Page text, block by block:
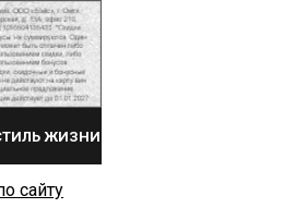
ЖИЗНИ
сайту